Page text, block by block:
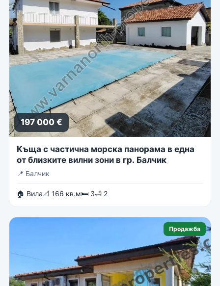
197 000 €
Къща с частична морска панорама в една
от близките вилни зони в гр. Балчик
📍 Балчик
🏠 Вила📐 166 кв.м🛏 3🛁 2
Продажба